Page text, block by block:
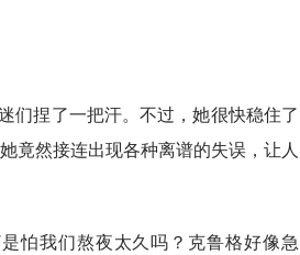
们捏了一把汗。不过，她很快稳住了
竟然接连出现各种离谱的失误，让人
怕我们熬夜太久吗？克鲁格好像急